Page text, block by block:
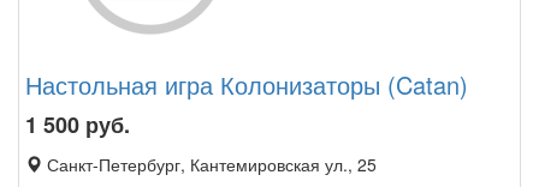
Настольная игра Колонизаторы (Catan)
1 500 руб.
Санкт-Петербург, Кантемировская ул., 25